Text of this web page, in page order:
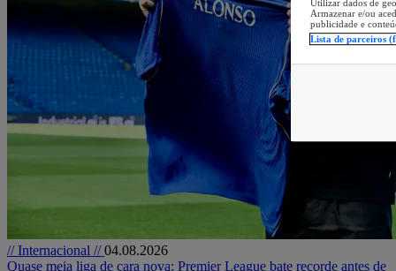
// Internacional //04.08.2026
Quase meia liga de cara nova: Premier League bate recorde antes de
Utilizar dados de
Armazenar e/ou
publicidade e
Lista de parceiros